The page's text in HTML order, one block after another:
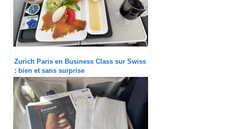
Zurich Paris en Business Class sur Swiss
: bien et sans surprise